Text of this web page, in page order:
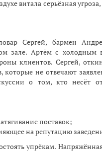
витала серьёзная
Сергей, бармен
зале. Артём с холодным
клиентов. Сергей,
которые не отвечают
о том, кто несёт
поставок;
на репутацию
упрёкам.